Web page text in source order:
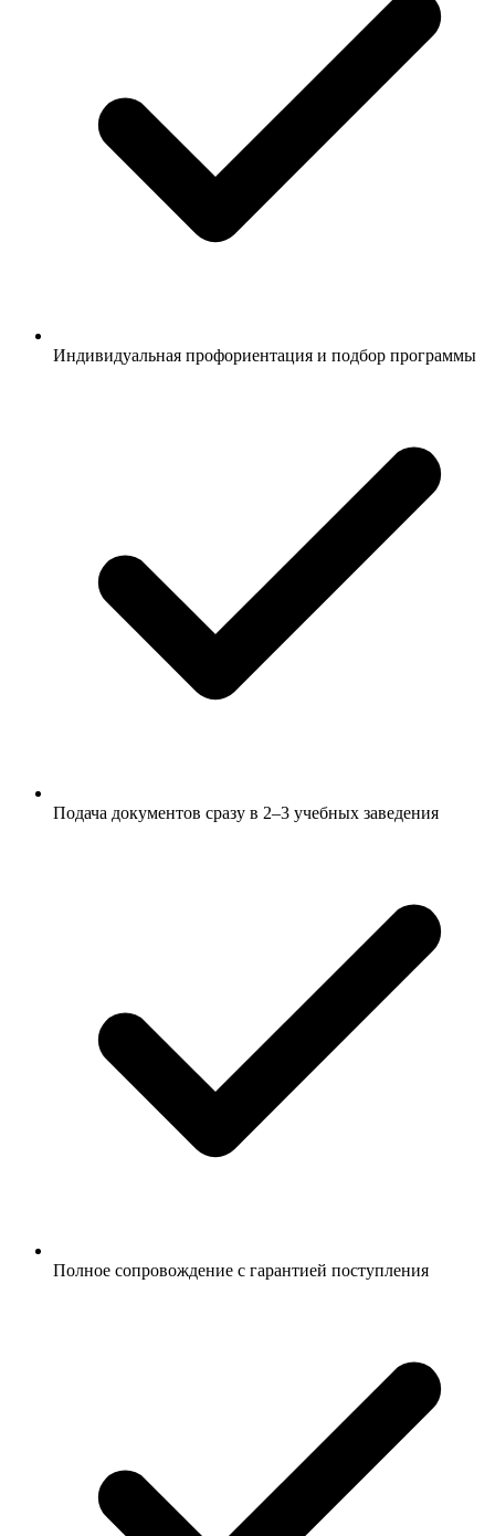
Индивидуальная профориентация и подбор программы
Подача документов сразу в 2–3 учебных заведения
Полное сопровождение с гарантией поступления